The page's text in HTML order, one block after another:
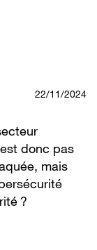
22/11/2024
donc pas
mais
?